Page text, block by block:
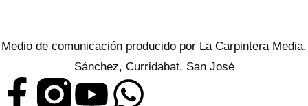
Medio de comunicación producido por La Carpintera Media.
Sánchez, Curridabat, San José